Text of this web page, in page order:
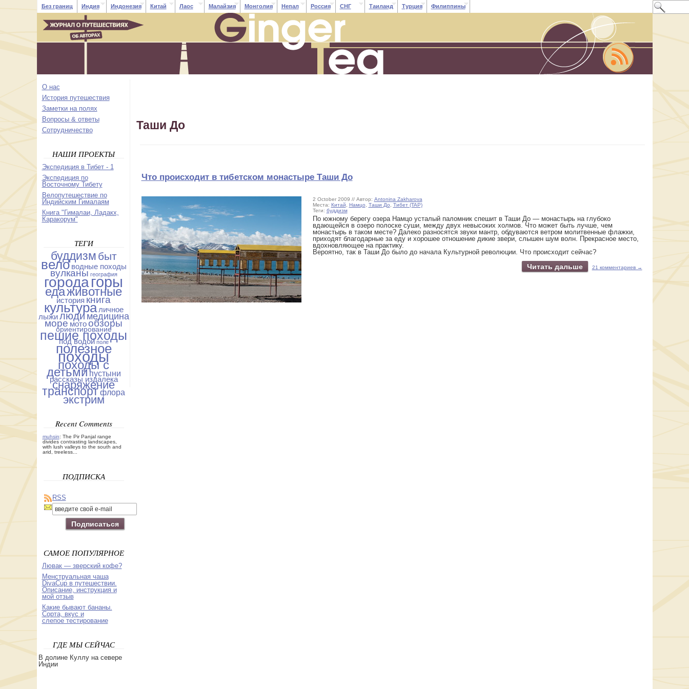
Без границ Индия Индонезия Китай Лаос Малайзия Монголия Непал Россия СНГ Таиланд Турция Филиппины
Таши До
Что происходит в тибетском монастыре Таши До
2 October 2009 // Автор: Antonina Zakharova
Места: Китай Намцо Таши До
Тибет (TAP)
Теги: буддизм
По южному берегу озера Намцо усталый паломник спешит в Таши До — монастырь на глубоко
вдающейся в озеро полоске суши, между двух невысоких холмов. Что может быть лучше, чем
монастырь в таком месте? Далеко разносятся звуки мантр, обдуваются ветром молитвенные флажки,
приходят благодарные за еду и хорошее отношение дикие звери, слышен шум волн. Прекрасное место,
вдохновляющее на практику.
Вероятно, так в Таши До было до начала Культурной революции. Что происходит сейчас?
Читать дальше 21 комментариев →
О нас
История путешествия
Заметки на полях
Вопросы & ответы
Cотрудничество
НАШИ ПРОЕКТЫ
Экспедиция в Тибет - 1
Экспедиция по
Восточному Тибету
Велопутешествие по
Индийским Гималаям
Книга "Гималаи, Ладакх,
Каракорум"
ТЕГИ
буддизм быт
вело водные походы
вулканы география
городагоры
едаживотные
история книга
культура личное
лыжи люди медицина
море мотообзоры
ориентирование
пешие походы
под водой поле
полезное
походы
походы с
детьми пустыни
рассказы издалека
снаряжение
транспортфлора
экстрим
Recent Comments
muhsin: The Pir Panjal range
divides contrasting landscapes,
with lush valleys to the south and
arid, treeless...
ПОДПИСКА
RSS
САМОЕ ПОПУЛЯРНОЕ
Лювак — зверский кофе?
Менструальная чаша
DivaСup в путешествии.
Описание, инструкция и
мой отзыв
Какие бывают бананы.
Сорта, вкус и
слепое тестирование
ГДЕ МЫ СЕЙЧАС
В долине Куллу на севере
Индии